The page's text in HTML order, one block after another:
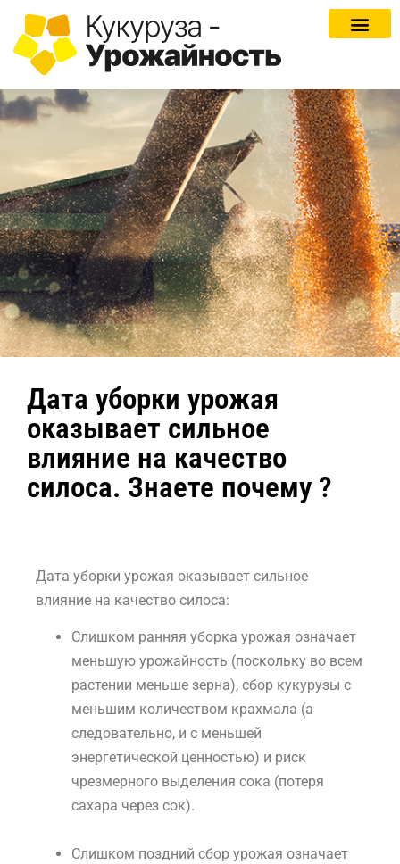
Дата уборки урожая
оказывает сильное
влияние на качество
силоса. Знаете почему ?
Дата уборки урожая оказывает сильное
влияние на качество силоса:
Слишком ранняя уборка урожая означает
меньшую урожайность (поскольку во всем
растении меньше зерна), сбор кукурузы с
меньшим количеством крахмала (а
следовательно, и с меньшей
энергетической ценностью) и риск
чрезмерного выделения сока (потеря
сахара через сок).
Слишком поздний сбор урожая означает